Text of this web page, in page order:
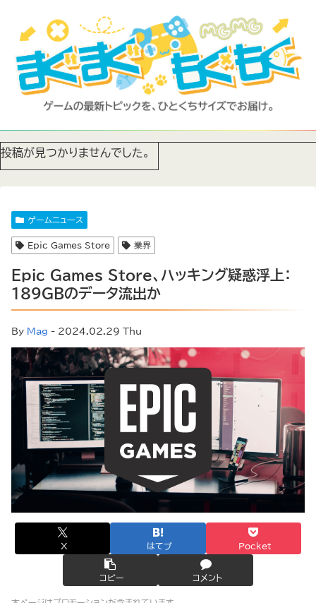
投稿が見つかりませんでした。
ゲームニュース
Epic Games Store 業界
Epic Games Store、ハッキング疑惑浮上：
189GBのデータ流出か
By Mag - 2024.02.29 Thu
X はてブ Pocket
コピー コメント